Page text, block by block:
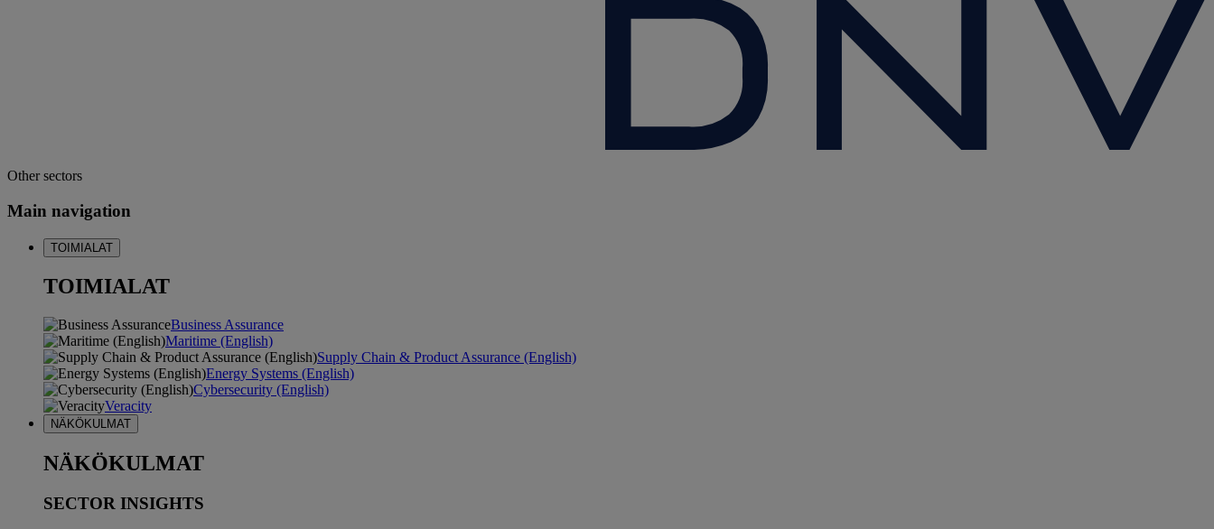
Other sectors
Main navigation
TOIMIALAT
TOIMIALAT
Business Assurance
Maritime (English)
Supply Chain & Product Assurance (English)
Energy Systems (English)
Cybersecurity (English)
Veracity
NÄKÖKULMAT
NÄKÖKULMAT
SECTOR INSIGHTS